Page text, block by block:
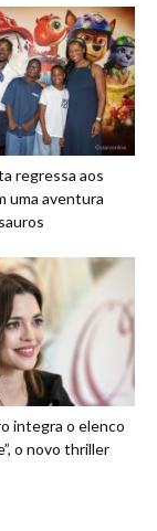
regressa aos
uma aventura
integra o elenco
o novo thriller